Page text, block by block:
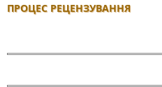
ПРОЦЕС РЕЦЕНЗУВАННЯ